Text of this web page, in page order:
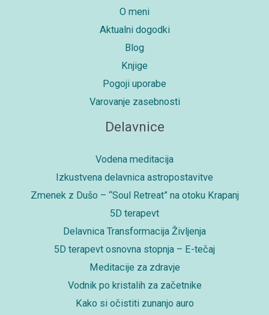
O meni
Aktualni dogodki
Blog
Knjige
Pogoji uporabe
Varovanje zasebnosti
Delavnice
Vodena meditacija
Izkustvena delavnica astropostavitve
Zmenek z Dušo – “Soul Retreat” na otoku Krapanj
5D terapevt
Delavnica Transformacija Življenja
5D terapevt osnovna stopnja – E-tečaj
Meditacije za zdravje
Vodnik po kristalih za začetnike
Kako si očistiti zunanjo auro